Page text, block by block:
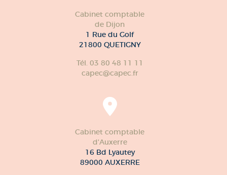
Cabinet comptable
de Dijon
1 Rue du Golf
21800 QUETIGNY
Tél. 03 80 48 11 11
capec@capec.fr
Cabinet comptable
d'Auxerre
16 Bd Lyautey
89000 AUXERRE